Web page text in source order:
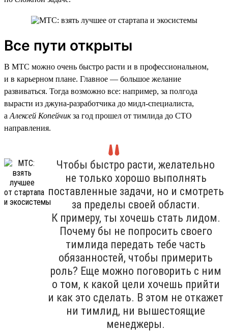
Все пути открыты
В МТС можно очень быстро расти и в профессиональном,
и в карьерном плане. Главное — большое желание
развиваться. Тогда возможно все: например, за полгода
вырасти из джуна-разработчика до мидл-специалиста,
а Алексей Копейчикза год прошел от тимлида до CTO
направления.
Чтобы быстро расти, желательно
не только хорошо выполнять
поставленные задачи, но и смотреть
за пределы своей области.
К примеру, ты хочешь стать лидом.
Почему бы не попросить своего
тимлида передать тебе часть
обязанностей, чтобы примерить
роль? Еще можно поговорить с ним
о том, к какой цели хочешь прийти
и как это сделать. В этом не откажет
ни тимлид, ни вышестоящие
менеджеры.